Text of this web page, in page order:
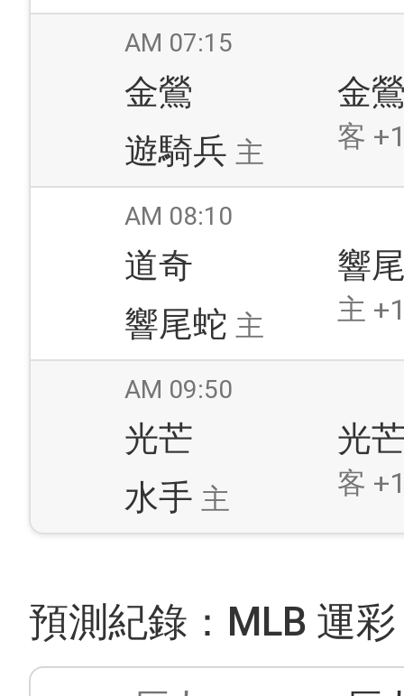
AM 07:15
金鶯
遊騎兵 主
金
客
AM 08:10
道奇
響尾蛇 主
響
主
AM 09:50
光芒
水手 主
光
客
預測紀錄：MLB 運